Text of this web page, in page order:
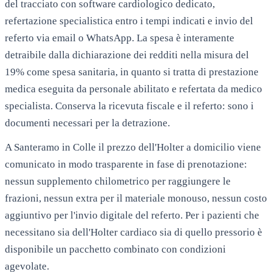
del tracciato con software cardiologico dedicato,
refertazione specialistica entro i tempi indicati e invio del
referto via email o WhatsApp. La spesa è interamente
detraibile dalla dichiarazione dei redditi nella misura del
19% come spesa sanitaria, in quanto si tratta di prestazione
medica eseguita da personale abilitato e refertata da medico
specialista. Conserva la ricevuta fiscale e il referto: sono i
documenti necessari per la detrazione.
A Santeramo in Colle il prezzo dell'Holter a domicilio viene
comunicato in modo trasparente in fase di prenotazione:
nessun supplemento chilometrico per raggiungere le
frazioni, nessun extra per il materiale monouso, nessun costo
aggiuntivo per l'invio digitale del referto. Per i pazienti che
necessitano sia dell'Holter cardiaco sia di quello pressorio è
disponibile un pacchetto combinato con condizioni
agevolate.